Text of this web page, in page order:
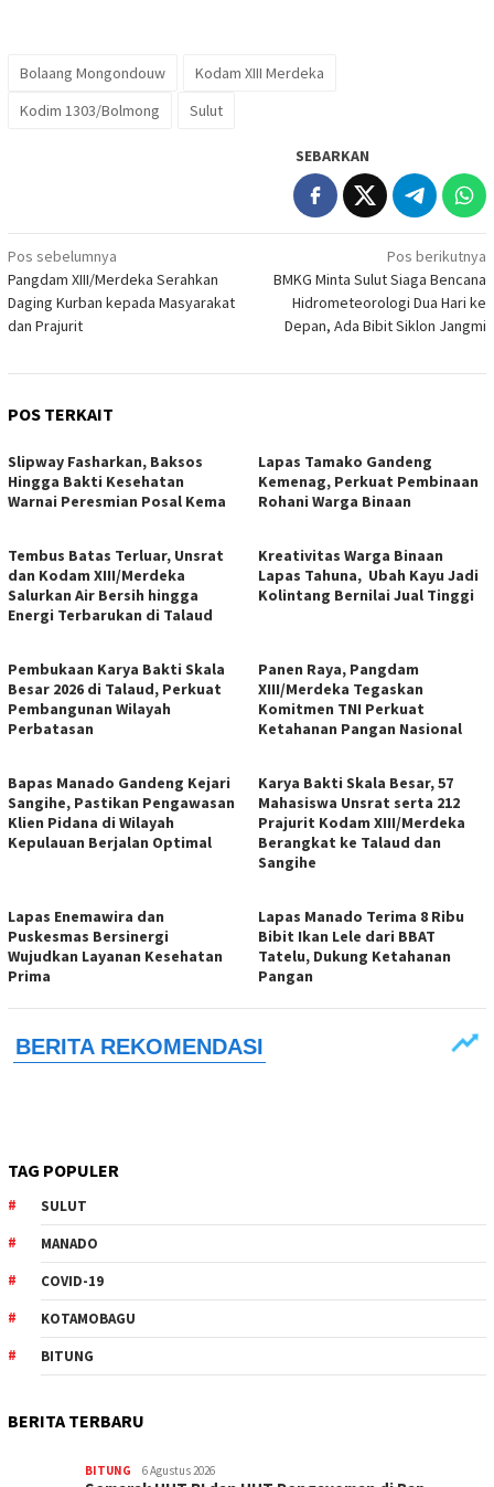
Bolaang Mongondouw
Kodam XIII Merdeka
Kodim 1303/Bolmong
Sulut
SEBARKAN
Navigasi
pos
Pos sebelumnya
Pangdam XIII/Merdeka Serahkan
Daging Kurban kepada Masyarakat
dan Prajurit
Pos berikutnya
BMKG Minta Sulut Siaga Bencana
Hidrometeorologi Dua Hari ke
Depan, Ada Bibit Siklon Jangmi
POS TERKAIT
Slipway Fasharkan, Baksos
Hingga Bakti Kesehatan
Warnai Peresmian Posal Kema
Lapas Tamako Gandeng
Kemenag, Perkuat Pembinaan
Rohani Warga Binaan
Tembus Batas Terluar, Unsrat
dan Kodam XIII/Merdeka
Salurkan Air Bersih hingga
Energi Terbarukan di Talaud
Kreativitas Warga Binaan
Lapas Tahuna, Ubah Kayu Jadi
Kolintang Bernilai Jual Tinggi
Pembukaan Karya Bakti Skala
Besar 2026 di Talaud, Perkuat
Pembangunan Wilayah
Perbatasan
Panen Raya, Pangdam
XIII/Merdeka Tegaskan
Komitmen TNI Perkuat
Ketahanan Pangan Nasional
Bapas Manado Gandeng Kejari
Sangihe, Pastikan Pengawasan
Klien Pidana di Wilayah
Kepulauan Berjalan Optimal
Karya Bakti Skala Besar, 57
Mahasiswa Unsrat serta 212
Prajurit Kodam XIII/Merdeka
Berangkat ke Talaud dan
Sangihe
Lapas Enemawira dan
Puskesmas Bersinergi
Wujudkan Layanan Kesehatan
Prima
Lapas Manado Terima 8 Ribu
Bibit Ikan Lele dari BBAT
Tatelu, Dukung Ketahanan
Pangan
TAG POPULER
SULUT
MANADO
COVID-19
KOTAMOBAGU
BITUNG
BERITA TERBARU
BITUNG 6 Agustus 2026